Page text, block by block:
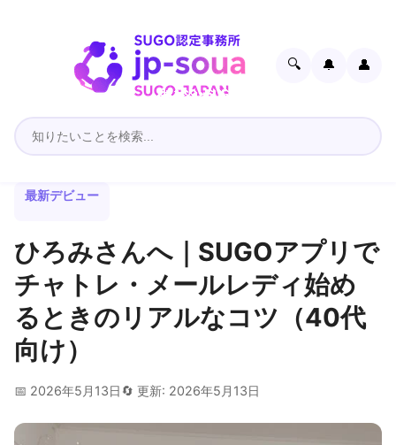
🔍 🔔 👤
最新デビュー
ひろみさんへ｜SUGOアプリで
チャトレ・メールレディ始め
るときのリアルなコツ（40代
向け）
📅 2026年5月13日 🔄 更新: 2026年5月13日